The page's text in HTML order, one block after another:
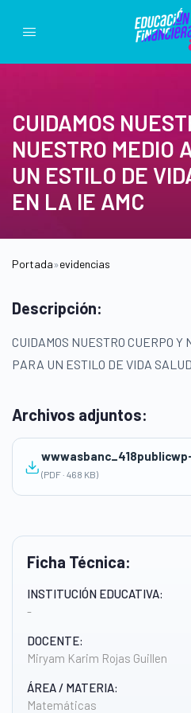
CUIDAMOS
NUESTRO MEDIO
UN ESTILO DE
EN LA IE AMC
Portada»evidencias
Ficha Técnica:
INSTITUCIÓN EDUCATIVA:
-
DOCENTE:
Miryam Karim Rojas Guillen
ÁREA / MATERIA:
Matemáticas
Descripción:
CUIDAMOS NUESTRO CUERPO
PARA UN ESTILO DE VIDA
Archivos adjuntos:
(PDF · 468 KB)